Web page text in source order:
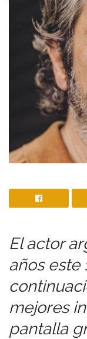
El actor
años este
mejores
pantalla